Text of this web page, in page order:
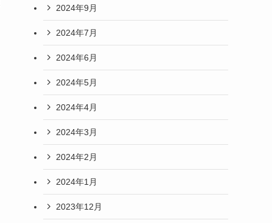
2024年9月
2024年7月
2024年6月
2024年5月
2024年4月
2024年3月
2024年2月
2024年1月
2023年12月